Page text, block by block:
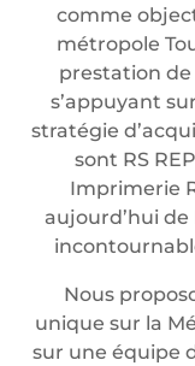
comme
métropole
prestation de
s’appuyant
stratégie
sont RS
Imprimerie
aujourd’hui de
Nous
unique sur la
sur une équipe